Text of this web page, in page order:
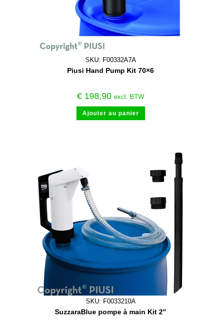
SKU: F00332A7A
Piusi Hand Pump Kit 70×6
€ 198,90 excl. BTW
Ajouter au panier
SKU: F0033210A
SuzzaraBlue pompe à main Kit 2″